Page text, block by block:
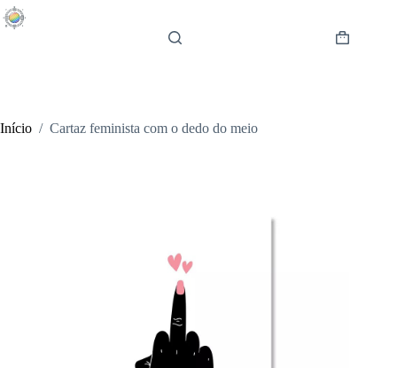
Pular
para
Carrinho
Início / Cartaz feminista com o dedo do meio